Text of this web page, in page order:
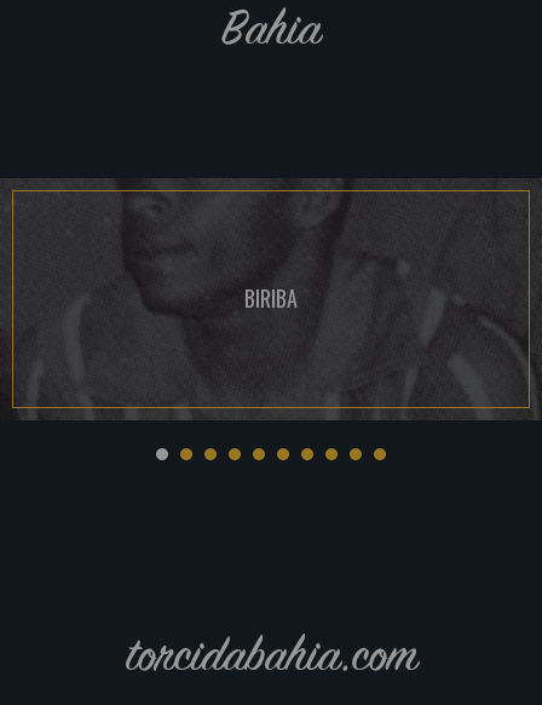
Bahia
BIRIBA
torcidabahia.com